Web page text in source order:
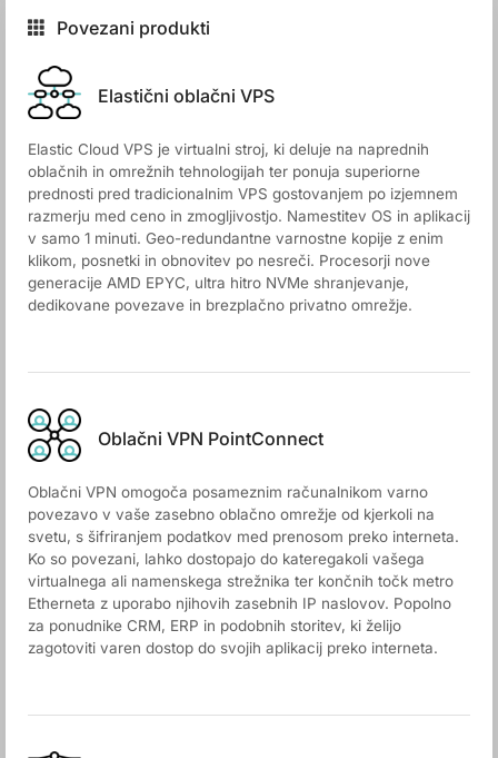
Povezani produkti
Elastični oblačni VPS
Elastic Cloud VPS je virtualni stroj, ki deluje na naprednih
oblačnih in omrežnih tehnologijah ter ponuja superiorne
prednosti pred tradicionalnim VPS gostovanjem po izjemnem
razmerju med ceno in zmogljivostjo. Namestitev OS in aplikacij
v samo 1 minuti. Geo-redundantne varnostne kopije z enim
klikom, posnetki in obnovitev po nesreči. Procesorji nove
generacije AMD EPYC, ultra hitro NVMe shranjevanje,
dedikovane povezave in brezplačno privatno omrežje.
Oblačni VPN PointConnect
Oblačni VPN omogoča posameznim računalnikom varno
povezavo v vaše zasebno oblačno omrežje od kjerkoli na
svetu, s šifriranjem podatkov med prenosom preko interneta.
Ko so povezani, lahko dostopajo do kateregakoli vašega
virtualnega ali namenskega strežnika ter končnih točk metro
Etherneta z uporabo njihovih zasebnih IP naslovov. Popolno
za ponudnike CRM, ERP in podobnih storitev, ki želijo
zagotoviti varen dostop do svojih aplikacij preko interneta.